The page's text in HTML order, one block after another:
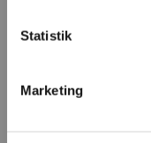
Statistik
Marketing